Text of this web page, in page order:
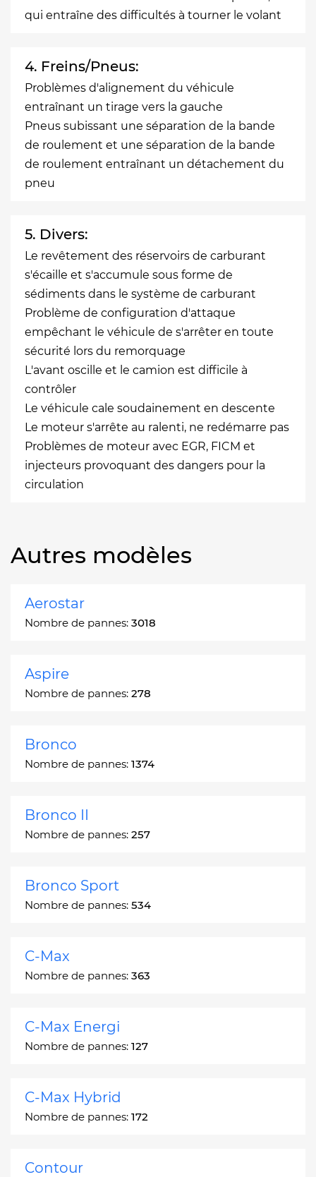
qui entraîne des difficultés à tourner le volant
4. Freins/Pneus:
Problèmes d'alignement du véhicule
entraînant un tirage vers la gauche
Pneus subissant une séparation de la bande
de roulement et une séparation de la bande
de roulement entraînant un détachement du
pneu
5. Divers:
Le revêtement des réservoirs de carburant
s'écaille et s'accumule sous forme de
sédiments dans le système de carburant
Problème de configuration d'attaque
empêchant le véhicule de s'arrêter en toute
sécurité lors du remorquage
L'avant oscille et le camion est difficile à
contrôler
Le véhicule cale soudainement en descente
Le moteur s'arrête au ralenti, ne redémarre pas
Problèmes de moteur avec EGR, FICM et
injecteurs provoquant des dangers pour la
circulation
Autres modèles
Aerostar
Nombre de pannes: 3018
Aspire
Nombre de pannes: 278
Bronco
Nombre de pannes: 1374
Bronco II
Nombre de pannes: 257
Bronco Sport
Nombre de pannes: 534
C-Max
Nombre de pannes: 363
C-Max Energi
Nombre de pannes: 127
C-Max Hybrid
Nombre de pannes: 172
Contour